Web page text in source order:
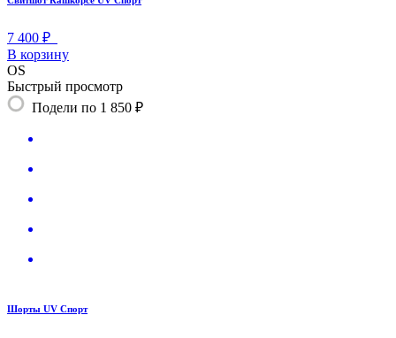
7 400 ₽
В корзину
OS
Быстрый просмотр
Подели по 1 850 ₽
Шорты UV Спорт